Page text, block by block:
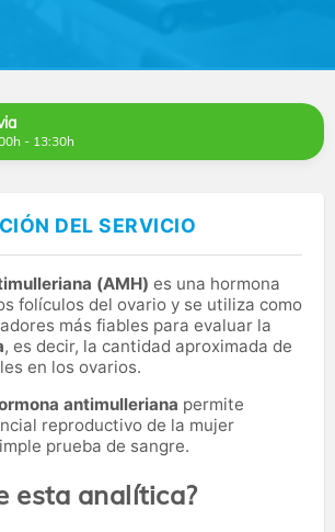
- 13:30h
DEL SERVICIO
(AMH) es una hormona
folículos del ovario y se utiliza como
más fiables para evaluar la
, es decir, la cantidad aproximada de
en los ovarios.
antimulleriana permite
reproductivo de la mujer
prueba de sangre.
esta analítica?